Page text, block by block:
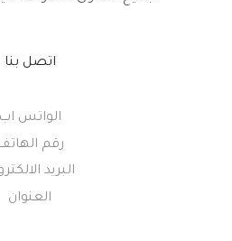
اتصل بنا
الواتس اب
رقم
البريد
العنوان